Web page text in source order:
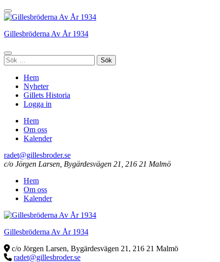
Hoppa
till
(tryck
Gillesbröderna Av År 1934
Sök
efter:
Hem
Nyheter
Gillets Historia
Logga in
Hem
Om oss
Kalender
radet@gillesbroder.se
c/o Jörgen Larsen, Bygärdesvägen 21, 216 21 Malmö
Hem
Om oss
Kalender
Gillesbröderna Av År 1934
c/o Jörgen Larsen, Bygärdesvägen 21, 216 21 Malmö
radet@gillesbroder.se